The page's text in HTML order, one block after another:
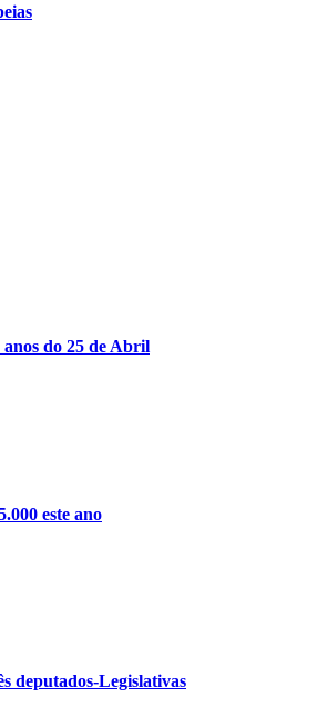
do 25 de Abril
este ano
deputados-Legislativas